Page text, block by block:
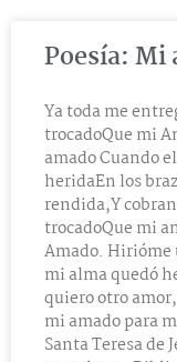
Poesía: Mi
Ya toda me
trocadoQue mi
amado Cuando
heridaEn los
rendida,Y
trocadoQue mi
Amado. Hirióme
mi alma quedó
quiero otro
mi amado para
Santa Teresa de